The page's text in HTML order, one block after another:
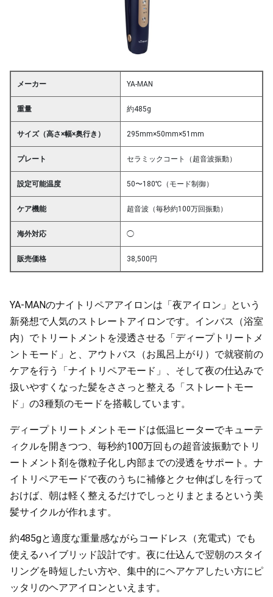
メーカー YA-MAN
重量 約485g
サイズ（高さ×幅×奥行き） 295mm×50mm×51mm
プレート セラミックコート（超音波振動）
設定可能温度 50〜180℃（モード制御）
ケア機能 超音波（毎秒約100万回振動）
海外対応 ◯
販売価格 38,500円
YA-MANのナイトリペアアイロンは「夜アイロン」という
新発想で人気のストレートアイロンです。インバス（浴室
内）でトリートメントを浸透させる「ディープトリートメ
ントモード」と、アウトバス（お風呂上がり）で就寝前の
ケアを行う「ナイトリペアモード」、そして夜の仕込みで
扱いやすくなった髪をささっと整える「ストレートモー
ド」の3種類のモードを搭載しています。
ディープトリートメントモードは低温ヒーターでキューテ
ィクルを開きつつ、毎秒約100万回もの超音波振動でトリ
ートメント剤を微粒子化し内部までの浸透をサポート。ナ
イトリペアモードで夜のうちに補修とクセ伸ばしを行って
おけば、朝は軽く整えるだけでしっとりまとまるという美
髪サイクルが作れます。
約485gと適度な重量感ながらコードレス（充電式）でも
使えるハイブリッド設計です。夜に仕込んで翌朝のスタイ
リングを時短したい方や、集中的にヘアケアしたい方にピ
ッタリのヘアアイロンといえます。